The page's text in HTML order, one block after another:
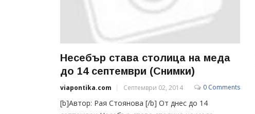
Несебър става столица на меда
до 14 септември (Снимки)
viapontika.com Септември 02, 2014 0 Comments
[b]Автор: Рая Стоянова [/b] От днес до 14